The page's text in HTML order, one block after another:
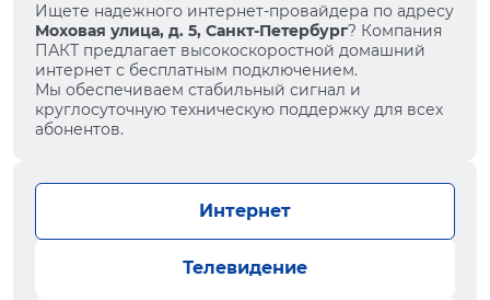
Ищете надежного интернет-провайдера по адресу
Моховая улица, д. 5, Санкт-Петербург? Компания
ПАКТ предлагает высокоскоростной домашний
интернет с бесплатным подключением.
Мы обеспечиваем стабильный сигнал и
круглосуточную техническую поддержку для всех
абонентов.
Интернет
Телевидение